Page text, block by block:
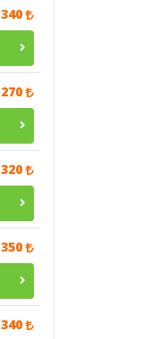
340
270
320
350
340